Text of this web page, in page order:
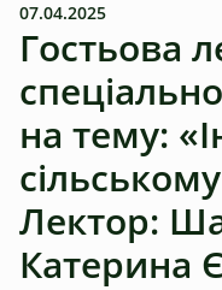
07.04.2025
Гостьова
на тему:
Лектор:
Катерина